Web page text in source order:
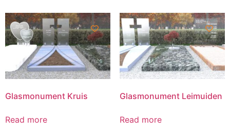
Glasmonument Kruis
Read more
Glasmonument Leimuiden
Read more